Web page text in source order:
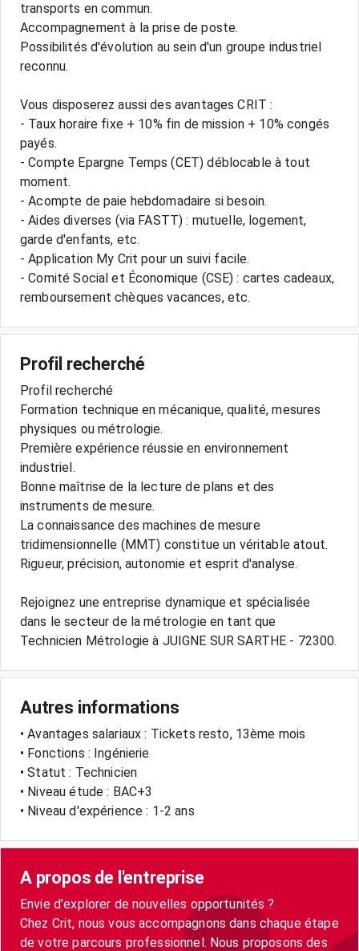
transports en commun.
Accompagnement à la prise de poste.
Possibilités d'évolution au sein d'un groupe industriel
reconnu.
Vous disposerez aussi des avantages CRIT :
- Taux horaire fixe + 10% fin de mission + 10% congés
payés.
- Compte Epargne Temps (CET) déblocable à tout
moment.
- Acompte de paie hebdomadaire si besoin.
- Aides diverses (via FASTT) : mutuelle, logement,
garde d'enfants, etc.
- Application My Crit pour un suivi facile.
- Comité Social et Économique (CSE) : cartes cadeaux,
Profil recherché
Profil recherché
Formation technique en mécanique, qualité, mesures
physiques ou métrologie.
Première expérience réussie en environnement
industriel.
Bonne maîtrise de la lecture de plans et des
instruments de mesure.
La connaissance des machines de mesure
tridimensionnelle (MMT) constitue un véritable atout.
Rigueur, précision, autonomie et esprit d'analyse.
Rejoignez une entreprise dynamique et spécialisée
dans le secteur de la métrologie en tant que
Autres informations
• Avantages salariaux : Tickets resto, 13ème mois
• Fonctions : Ingénierie
• Statut : Technicien
• Niveau étude : BAC+3
• Niveau d'expérience : 1-2 ans
A propos de l'entreprise
Envie d’explorer de nouvelles opportunités ?
Chez Crit, nous vous accompagnons dans chaque étape
de votre parcours professionnel. Nous proposons des